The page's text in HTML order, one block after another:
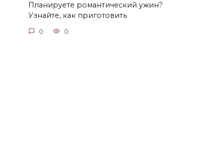
Планируете романтический ужин?
Узнайте, как приготовить
0 0